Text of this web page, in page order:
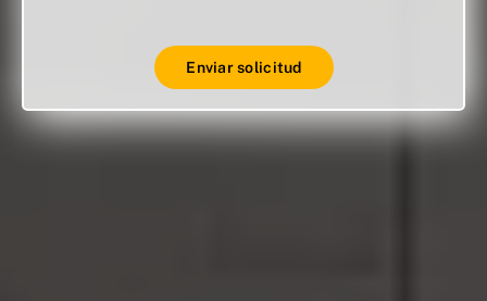
Enviar solicitud